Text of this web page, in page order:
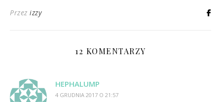
Przez izzy
12 KOMENTARZY
HEPHALUMP
4 GRUDNIA 2017 O 21:57